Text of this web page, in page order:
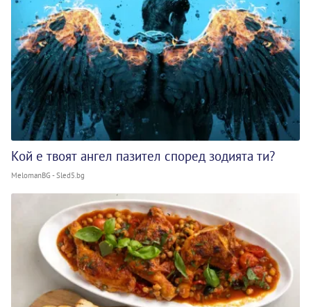
Кой е твоят ангел пазител според зодията ти?
MelomanBG - Sled5.bg